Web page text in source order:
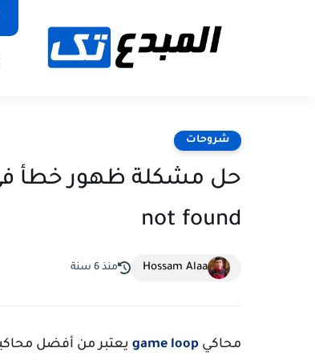
شروحات
not found
Hossam Alaa منذ 6 سنة
محاكي game loop